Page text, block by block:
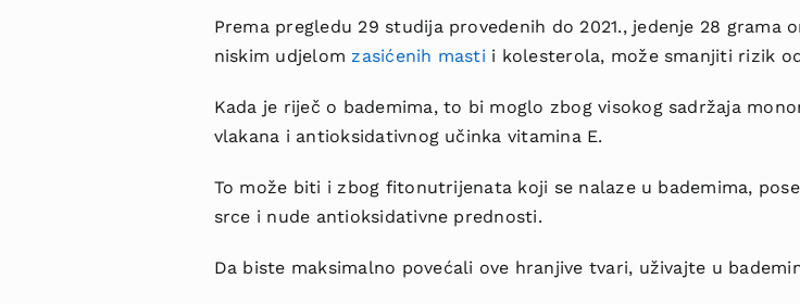
Prema pregledu 29 studija provedenih do 2021., jedenje 28 grama
niskim udjelom zasićenih masti i kolesterola, može smanjiti rizik
Kada je riječ o bademima, to bi moglo zbog visokog sadržaja
vlakana i antioksidativnog učinka vitamina E.
To može biti i zbog fitonutrijenata koji se nalaze u bademima,
srce i nude antioksidativne prednosti.
Da biste maksimalno povećali ove hranjive tvari, uživajte u